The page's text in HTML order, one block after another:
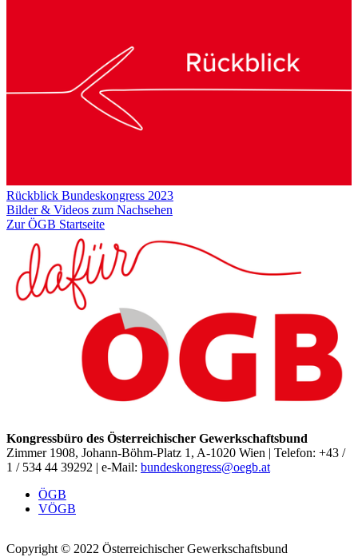
Rückblick Bundeskongress 2023
Bilder & Videos zum Nachsehen
Zur ÖGB Startseite
Kongressbüro des Österreichischer Gewerkschaftsbund
Zimmer 1908, Johann-Böhm-Platz 1, A-1020 Wien | Telefon: +43 /
1 / 534 44 39292 | e-Mail: bundeskongress@oegb.at
ÖGB
VÖGB
Copyright © 2022 Österreichischer Gewerkschaftsbund